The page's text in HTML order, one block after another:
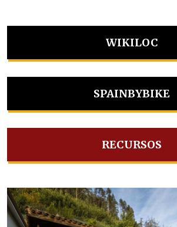
WIKILOC
SPAINBYBIKE
RECURSOS